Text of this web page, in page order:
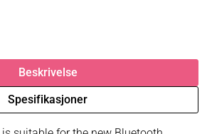
Beskrivelse
Spesifikasjoner